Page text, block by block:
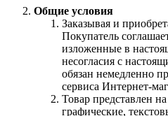
Общие условия
Заказывая и
Покупатель
изложенные в
несогласия с
обязан немедленно
сервиса Интернет-
Товар представлен
графические,